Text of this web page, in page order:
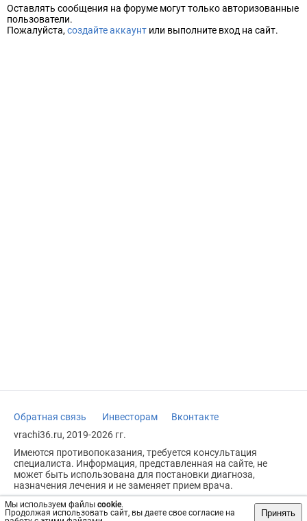
Мы используем файлы cookie.
Продолжая использовать сайт, вы даете свое согласие на
Принять
Оставлять сообщения на форуме могут только авторизованные
пользователи.
Пожалуйста, создайте аккаунт или выполните вход на сайт.
Обратная связь Инвесторам
Вконтакте
vrachi36.ru, 2019-2026 гг.
Имеются противопоказания, требуется консультация
специалиста. Информация, представленная на сайте, не
может быть использована для постановки диагноза,
назначения лечения и не заменяет прием врача.
Возрастное ограничение: 18+